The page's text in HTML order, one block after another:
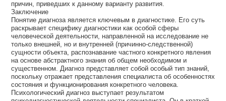
причин, приведших к данному варианту развития.
Заключение
Понятие диагноза является ключевым в диагностике. Его суть
раскрывает специфику диагностики как особой сферы
человеческой деятельности, направленной на исследование не
только внешней, но и внутренней (причинно-следственной)
сущности объекта, распознавание частного конкретного явления
на основе абстрактного знания об общем необходимом и
существенном. Диагноз представляет собой особый тип знаний,
поскольку отражает представления специалиста об особенностях
состояния и функционирования конкретного человека.
Психологический диагноз выступает результатом